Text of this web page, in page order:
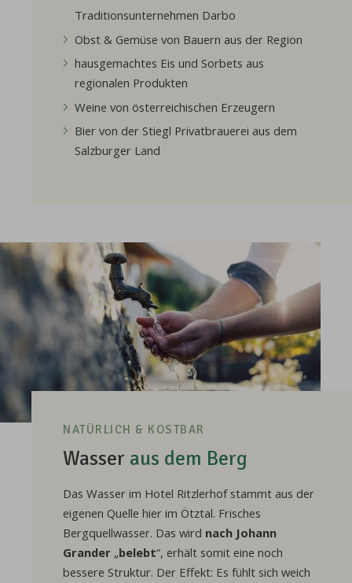
Traditionsunternehmen Darbo
Obst & Gemüse von Bauern aus der Region
hausgemachtes Eis und Sorbets aus
regionalen Produkten
Weine von österreichischen Erzeugern
Bier von der Stiegl Privatbrauerei aus dem
Salzburger Land
NATÜRLICH & KOSTBAR
Wasser aus dem Berg
Das Wasser im Hotel Ritzlerhof stammt aus der
eigenen Quelle hier im Ötztal. Frisches
Bergquellwasser. Das wird nach Johann
Grander „belebt“, erhält somit eine noch
bessere Struktur. Der Effekt: Es fühlt sich weich